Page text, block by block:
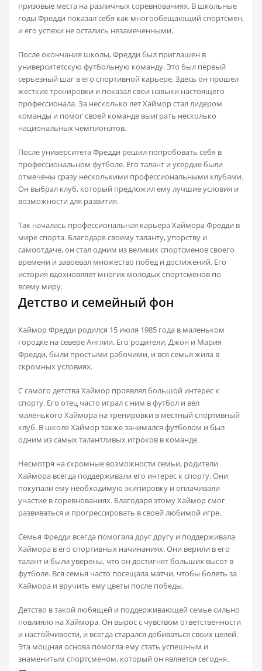
призовые места на различных соревнованиях. В школьные
годы Фредди показал себя как многообещающий спортсмен,
и его успехи не остались незамеченными.
После окончания школы,Фредди был приглашен в
университетскую футбольную команду. Это был первый
серьезный шаг в его спортивной карьере. Здесь он прошел
жесткие тренировки и показал свои навыки настоящего
профессионала. За несколько лет Хаймор стал лидером
команды и помог своей команде выиграть несколько
национальных чемпионатов.
После университета Фредди решил попробовать себя в
профессиональном футболе. Его талант и усердие были
отмечены сразу несколькими профессиональными клубами.
Он выбрал клуб, который предложил ему лучшие условия и
возможности для развития.
Так началась профессиональная карьера Хаймора Фредди в
мире спорта. Благодаря своему таланту, упорству и
самоотдаче, он стал одним из великих спортсменов своего
времени и завоевал множество побед и достижений. Его
история вдохновляет многих молодых спортсменов по
всему миру.
Детство и семейный фон
Хаймор Фредди родился 15 июля 1985 года в маленьком
городке на севере Англии. Его родители, Джон и Мария
Фредди, были простыми рабочими, и вся семья жила в
скромных условиях.
С самого детства Хаймор проявлял большой интерес к
спорту. Его отец часто играл с ним в футбол и вел
маленького Хаймора на тренировки в местный спортивный
клуб. В школе Хаймор также занимался футболом и был
одним из самых талантливых игроков в команде.
Несмотря на скромные возможности семьи, родители
Хаймора всегда поддерживали его интерес к спорту. Они
покупали ему необходимую экипировку и оплачивали
участие в соревнованиях. Благодаря этому Хаймор смог
развиваться и прогрессировать в своей любимой игре.
Семья Фредди всегда помогала друг другу и поддерживала
Хаймора в его спортивных начинаниях. Они верили в его
талант и были уверены, что он достигнет больших высот в
футболе. Вся семья часто посещала матчи, чтобы болеть за
Хаймора и вручить ему цветы после победы.
Детство в такой любящей и поддерживающей семье сильно
повлияло на Хаймора. Он вырос с чувством ответственности
и настойчивости, и всегда старался добиваться своих целей.
Эта мощная основа помогла ему стать успешным и
знаменитым спортсменом, который он является сегодня.